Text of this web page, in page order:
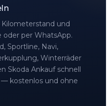
Kilometerstand und
per WhatsApp.
Sportline, Navi,
Winterräder
Skoda Ankauf schnell
kostenlos und ohne